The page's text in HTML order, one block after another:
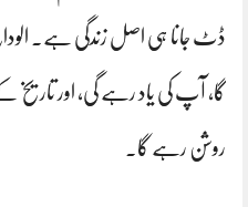
ڈٹ جانا ہی اصل زندگی ہے۔
گا، آپ کی یاد رہے گی، اور
روشن رہے گا۔